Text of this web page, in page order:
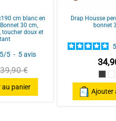
à travers et la couleur est top.
É.G.
cm blanc en
30 cm,
toucher doux et
5/5 - 5avis
39,90 €
au panier
Drap Housse
bonnet
5
Gris
Ajouter